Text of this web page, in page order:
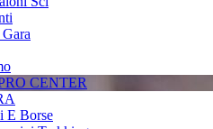
CENTER
E Borse